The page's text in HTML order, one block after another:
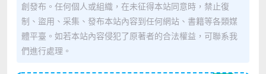
創發布。任何個人或組織，在未征得本站同意時，禁止復
制、盜用、采集、發布本站內容到任何網站、書籍等各類媒
體平臺。如若本站內容侵犯了原著者的合法權益，可聯系我
們進行處理。